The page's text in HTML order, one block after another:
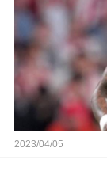
2023/04/05